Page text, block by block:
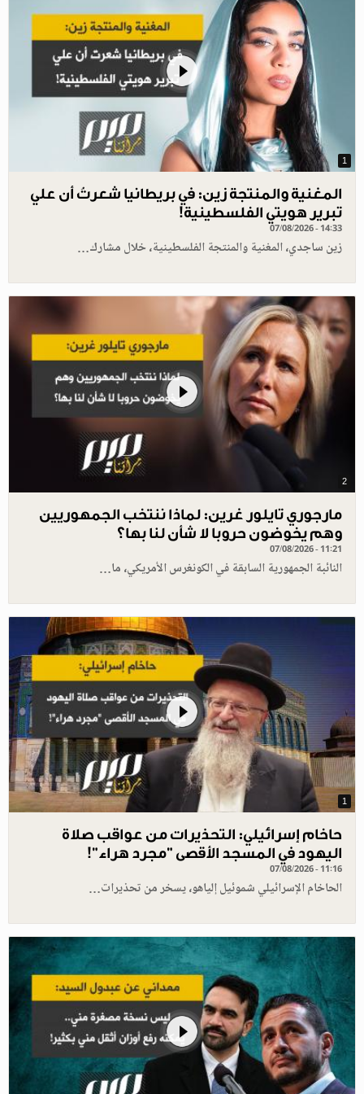
1
المغنية والمنتجة زين: في بريطانيا شعرتُ أن علي
تبرير هويتي الفلسطينية!
07/08/2026 - 14:33
زين ساجدي، المغنية والمنتجة الفلسطينية، خلال مشارك…
2
مارجوري تايلور غرين: لماذا ننتخب الجمهوريين
وهم يخوضون حروبا لا شأن لنا بها؟
07/08/2026 - 11:21
النائبة الجمهورية السابقة في الكونغرس الأمريكي، ما…
1
حاخام إسرائيلي: التحذيرات من عواقب صلاة
اليهود في المسجد الأقصى "مجرد هراء"!
07/08/2026 - 11:16
الحاخام الإسرائيلي شموئيل إلياهو، يسخر من تحذيرات…